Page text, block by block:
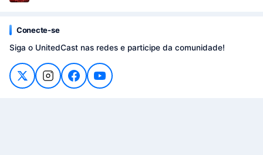
Conecte-se
Siga o UnitedCast nas redes e participe da comunidade!